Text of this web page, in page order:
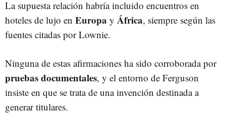
La supuesta relación habría incluido encuentros en
hoteles de lujo en Europa y África, siempre según las
fuentes citadas por Lownie.
Ninguna de estas afirmaciones ha sido corroborada por
pruebas documentales, y el entorno de Ferguson
insiste en que se trata de una invención destinada a
generar titulares.